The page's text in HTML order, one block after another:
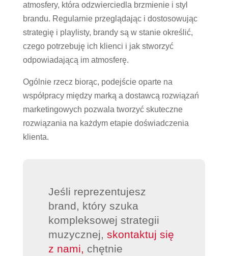
atmosfery, która odzwierciedla brzmienie i styl
brandu. Regularnie przeglądając i dostosowując
strategię i playlisty, brandy są w stanie określić,
czego potrzebuję ich klienci i jak stworzyć
odpowiadającą im atmosferę.
Ogólnie rzecz biorąc, podejście oparte na
współpracy między marką a dostawcą rozwiązań
marketingowych pozwala tworzyć skuteczne
rozwiązania na każdym etapie doświadczenia
klienta.
Jeśli reprezentujesz
brand, który szuka
kompleksowej strategii
muzycznej, skontaktuj się
z nami, chętnie